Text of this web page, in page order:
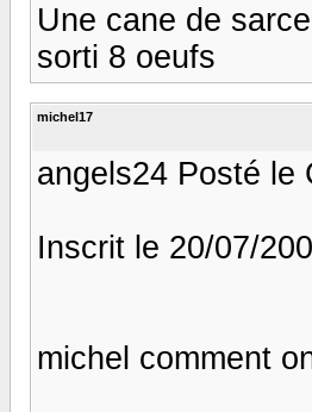
Une cane de
sorti 8 oeufs
michel17
angels24 Posté le
Inscrit le 20/07/
michel comment